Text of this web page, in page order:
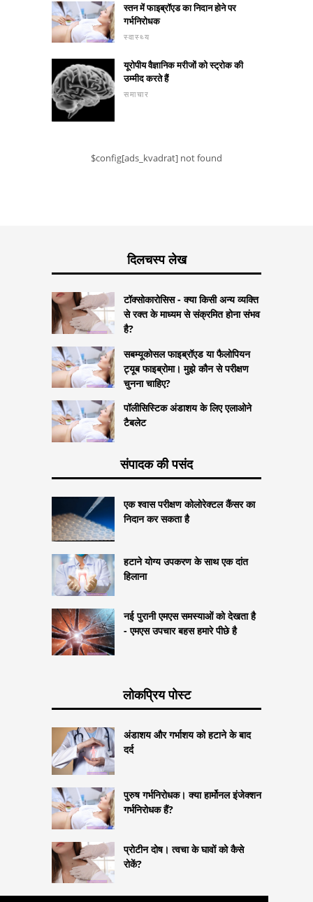
स्तन में फाइब्रॉएड का निदान होने पर
गर्भनिरोधक
स्वास्थ्य
यूरोपीय वैज्ञानिक मरीजों को स्ट्रोक की
उम्मीद करते हैं
समाचार
$config[ads_kvadrat] not found
दिलचस्प लेख
टॉक्सोकारोसिस - क्या किसी अन्य व्यक्ति
से रक्त के माध्यम से संक्रमित होना संभव
है?
सबम्यूकोसल फाइब्रॉएड या फैलोपियन
ट्यूब फाइब्रोमा। मुझे कौन से परीक्षण
चुनना चाहिए?
पॉलीसिस्टिक अंडाशय के लिए एलाओने
टैबलेट
संपादक की पसंद
एक श्वास परीक्षण कोलोरेक्टल कैंसर का
निदान कर सकता है
हटाने योग्य उपकरण के साथ एक दांत
हिलाना
नई पुरानी एमएस समस्याओं को देखता है
- एमएस उपचार बहस हमारे पीछे है
लोकप्रिय पोस्ट
अंडाशय और गर्भाशय को हटाने के बाद
दर्द
पुरुष गर्भनिरोधक। क्या हार्मोनल इंजेक्शन
गर्भनिरोधक हैं?
प्रोटीन दोष। त्वचा के घावों को कैसे
रोकें?